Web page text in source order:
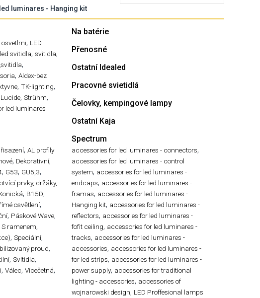
luminares - Hanging kit
, LED
svitidla,svitidla,
,
,Aldex-bez
,TK-lighting,
Lucide,Strühm,
led luminares
Na batérie
Přenosné
Ostatní Idealed
Pracovné svietidlá
Čelovky, kempingové lampy
Ostatní Kaja
,AL profily
, Dekorativní,
, G53, GU5,3,
prvky, držáky,
, B15D,
osvětlení,
, Páskové Wave,
S ramenem,
,Speciální,
proud,
,Svítidla,
,Válec,Vícečetná,
Spectrum
accessories for led luminares - connectors,
accessories for led luminares - control
system, accessories for led luminares -
endcaps, accessories for led luminares -
framas, accessories for led luminares -
Hanging kit, accessories for led luminares -
reflectors, accessories for led luminares -
fofit ceiling, accessories for led luminares -
tracks, accessories for led luminares -
accessories, accessories for led luminares -
for led strips, accessories for led luminares -
power supply, accessories for traditional
lighting - accessories, accessories of
wojnarowski design, LED Proffesional lamps